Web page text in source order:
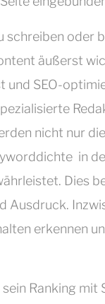
schreiben oder
äußerst
und SEO-
nicht nur
in
Dies
Ausdruck.
erkennen
Ranking mit